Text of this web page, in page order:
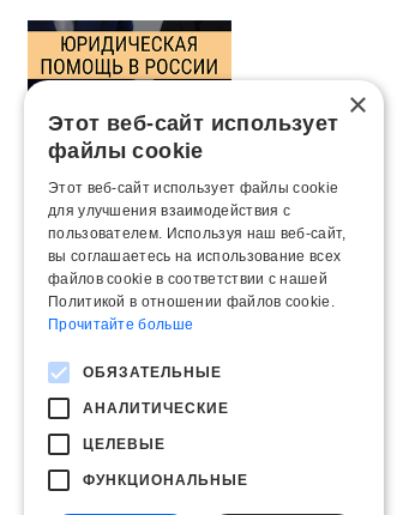
×
Этот веб-сайт использует
файлы cookie
Этот веб-сайт использует файлы cookie
для улучшения взаимодействия с
пользователем. Используя наш веб-сайт,
вы соглашаетесь на использование всех
файлов cookie в соответствии с нашей
Политикой в ​​отношении файлов cookie.
Прочитайте больше
ОБЯЗАТЕЛЬНЫЕ
АНАЛИТИЧЕСКИЕ
ЦЕЛЕВЫЕ
ФУНКЦИОНАЛЬНЫЕ